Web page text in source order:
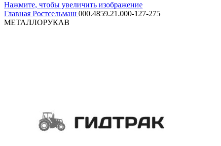
Нажмите, чтобы увеличить изображение
Главная Ростсельмаш 000.4859.21.000-127-275
МЕТАЛЛОРУКАВ